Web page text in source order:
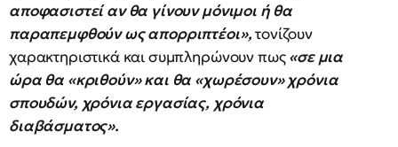
αποφασιστεί αν θα γίνουν μόνιμοι ή θα
παραπεμφθούν ως απορριπτέοι»,τονίζουν
χαρακτηριστικά και συμπληρώνουν πως«σε μια
ώρα θα «κριθούν» και θα «χωρέσουν» χρόνια
σπουδών, χρόνια εργασίας, χρόνια
διαβάσματος».